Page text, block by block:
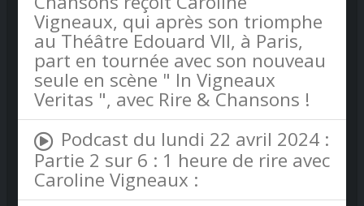
Vigneaux, qui après son triomphe
au Théâtre Edouard VII, à Paris,
part en tournée avec son nouveau
seule en scène " In Vigneaux
Veritas ", avec Rire & Chansons !
Podcast du lundi 22 avril 2024 :
Partie 2 sur 6 : 1 heure de rire avec
Caroline Vigneaux :